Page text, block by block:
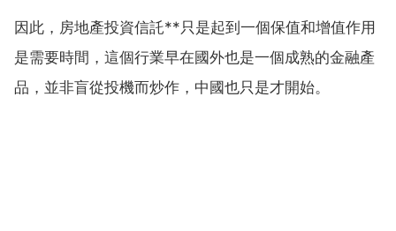
因此，房地產投資信託**只是起到一個保值和增值作用
是需要時間，這個行業早在國外也是一個成熟的金融產
品，並非盲從投機而炒作，中國也只是才開始。